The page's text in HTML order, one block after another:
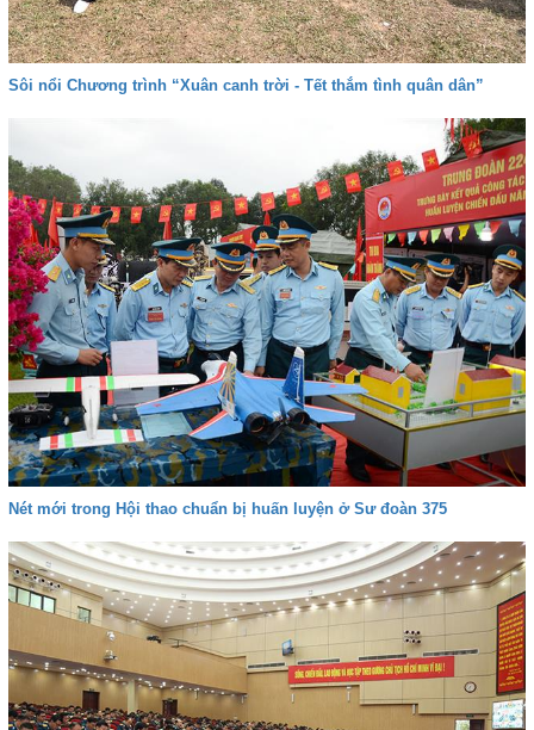
Sôi nổi Chương trình “Xuân canh trời - Tết thắm tình quân dân”
Nét mới trong Hội thao chuẩn bị huấn luyện ở Sư đoàn 375